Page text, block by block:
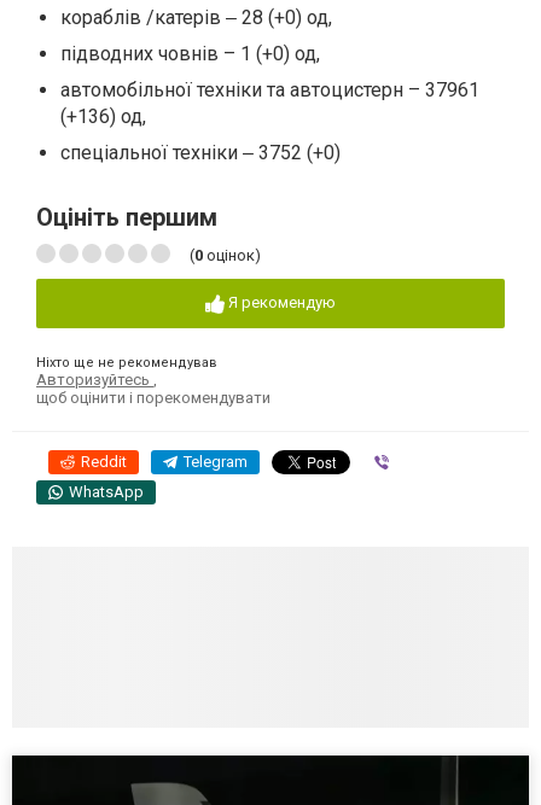
кораблів /катерів ‒ 28 (+0) од,
підводних човнів – 1 (+0) од,
автомобільної техніки та автоцистерн – 37961
(+136) од,
спеціальної техніки ‒ 3752 (+0)
Оцініть першим
(0 оцінок)
Я рекомендую
Ніхто ще не рекомендував
Авторизуйтесь
щоб оцінити і порекомендувати
Reddit Telegram
WhatsApp